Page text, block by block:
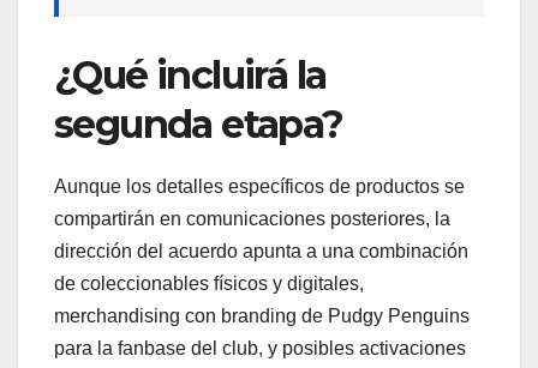
¿Qué incluirá la
segunda etapa?
Aunque los detalles específicos de productos se
compartirán en comunicaciones posteriores, la
dirección del acuerdo apunta a una combinación
de coleccionables físicos y digitales,
merchandising con branding de Pudgy Penguins
para la fanbase del club, y posibles activaciones